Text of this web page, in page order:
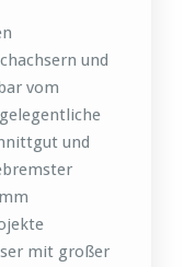
und
vom
und
mit großer